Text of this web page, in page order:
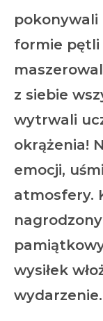
pokonywali
formie pętli
z siebie
wytrwali
okrążenia!
emocji,
atmosfery.
wysiłek
wydarzenie.